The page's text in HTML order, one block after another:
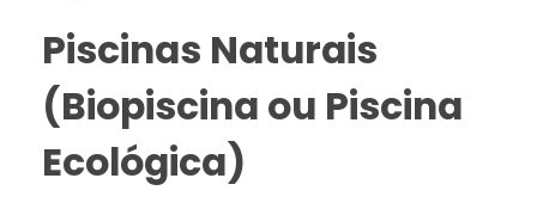
Piscinas Naturais
(Biopiscina ou Piscina
Ecológica)